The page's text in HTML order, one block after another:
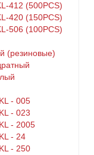
412 (500PCS)
420 (150PCS)
506 (100PCS)
(резиновые)
- 005
- 023
- 2005
- 24
- 250